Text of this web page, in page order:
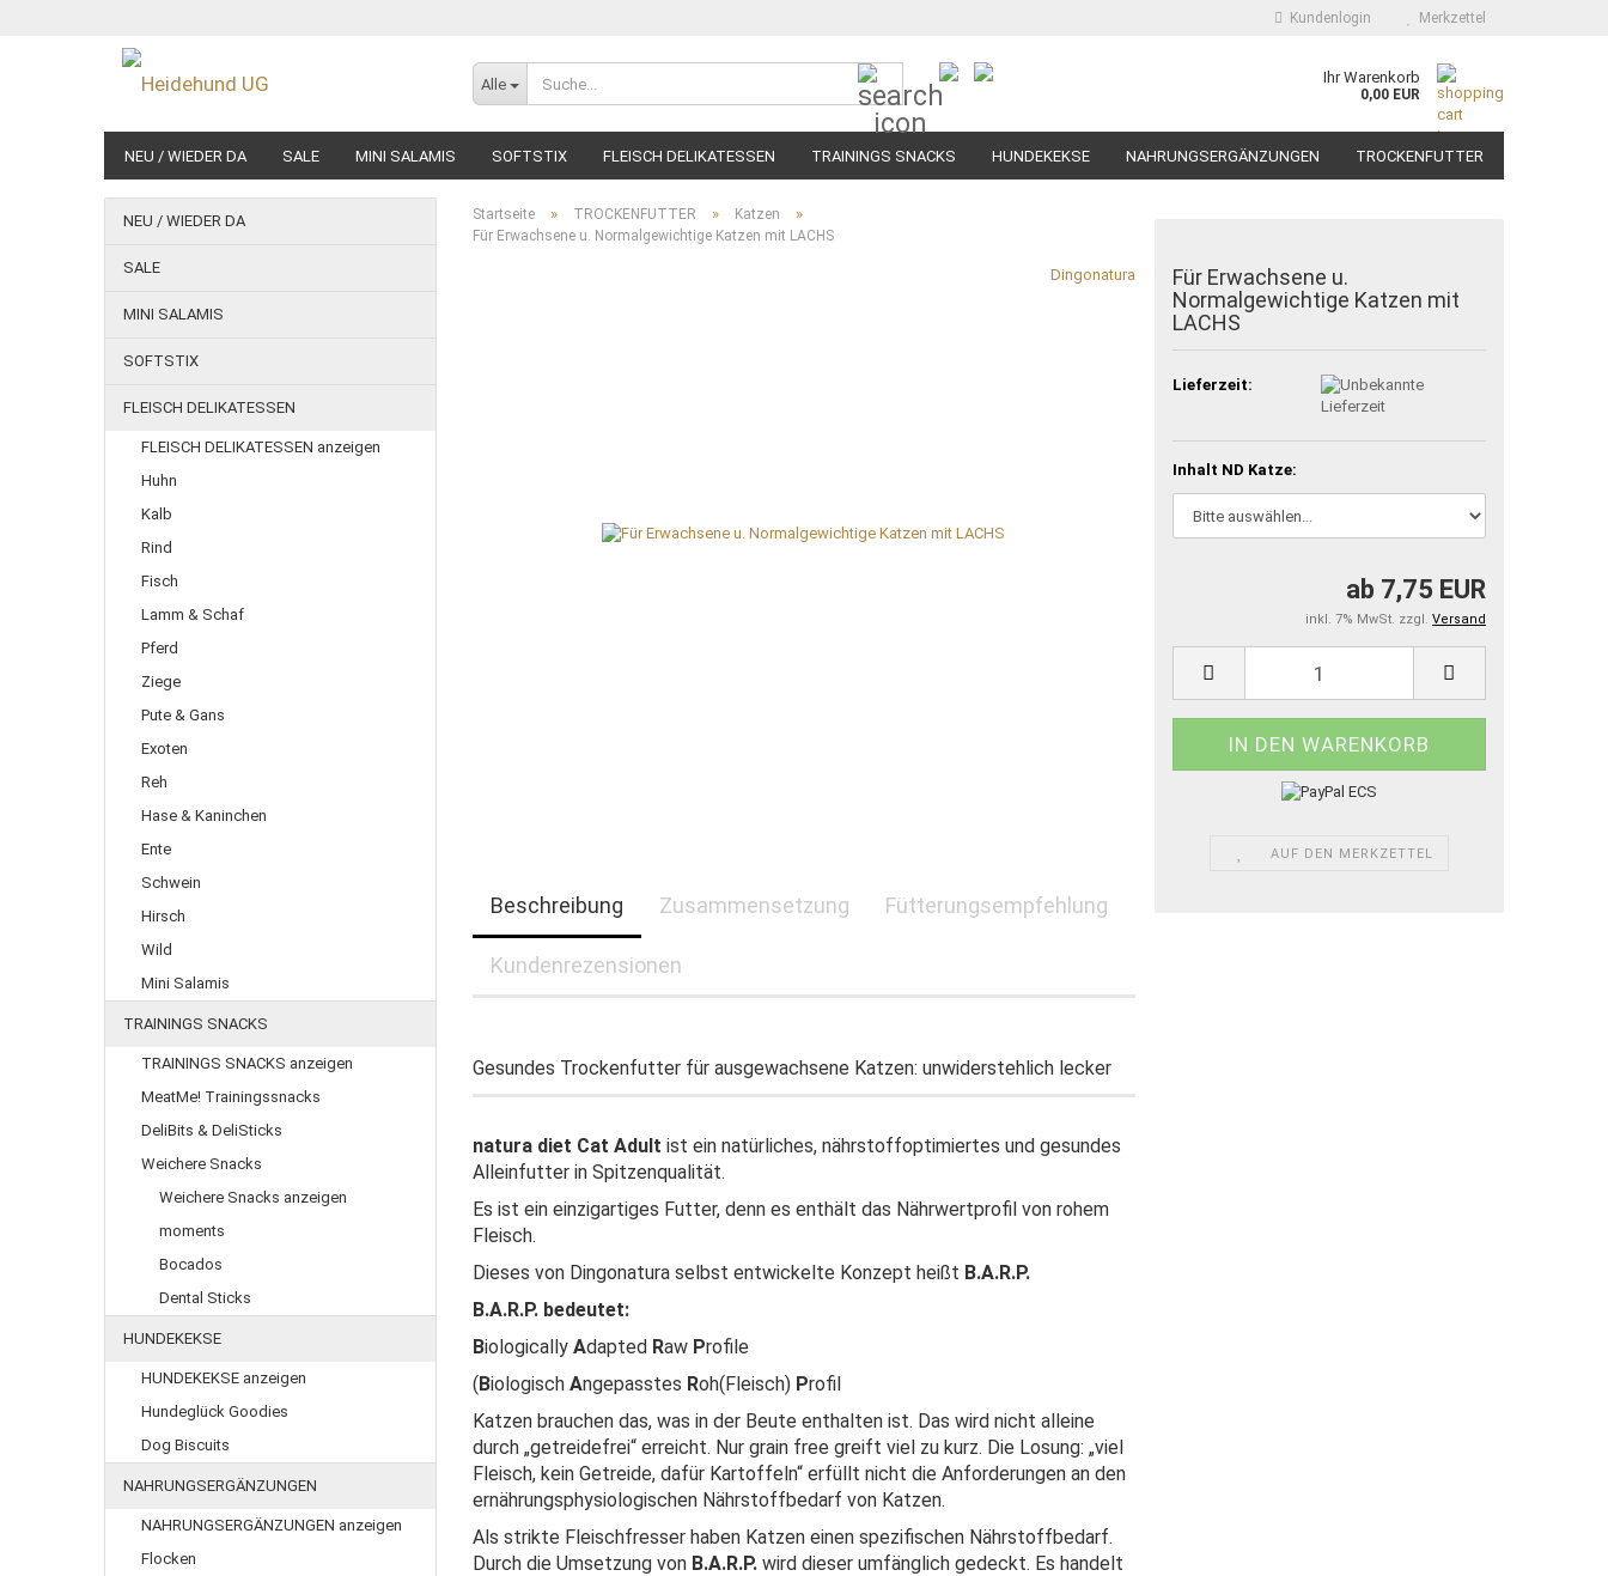
Kundenlogin Merkzettel
Alle
Suche... Ihr Warenkorb
0,00 EUR
NEU / WIEDER DA SALE MINI SALAMIS SOFTSTIX FLEISCH DELIKATESSEN TRAININGS SNACKS HUNDEKEKSE NAHRUNGSERGÄNZUNGEN TROCKENFUTTER
Startseite » TROCKENFUTTER » Katzen »
Für Erwachsene u. Normalgewichtige Katzen mit LACHS
Dingonatura
Für Erwachsene u.
Normalgewichtige Katzen mit
LACHS
Lieferzeit:
Inhalt ND Katze:
ab 7,75 EUR
inkl. 7% MwSt. zzgl. Versand
AUF DEN MERKZETTEL
Beschreibung Zusammensetzung Fütterungsempfehlung
Kundenrezensionen
Gesundes Trockenfutter für ausgewachsene Katzen: unwiderstehlich lecker
natura diet Cat Adult ist ein natürliches, nährstoffoptimiertes und gesundes
Alleinfutter in Spitzenqualität.
Es ist ein einzigartiges Futter, denn es enthält das Nährwertprofil von rohem
Fleisch.
Dieses von Dingonatura selbst entwickelte Konzept heißt B.A.R.P.
B.A.R.P. bedeutet:
Biologically Adapted Raw Profile
(Biologisch Angepasstes Roh(Fleisch) Profil
Katzen brauchen das, was in der Beute enthalten ist. Das wird nicht alleine
durch „getreidefrei“ erreicht. Nur grain free greift viel zu kurz. Die Losung: „viel
Fleisch, kein Getreide, dafür Kartoffeln“ erfüllt nicht die Anforderungen an den
ernährungsphysiologischen Nährstoffbedarf von Katzen.
Als strikte Fleischfresser haben Katzen einen spezifischen Nährstoffbedarf.
Durch die Umsetzung von B.A.R.P.wird dieser umfänglich gedeckt. Es handelt
NEU / WIEDER DA
SALE
MINI SALAMIS
SOFTSTIX
FLEISCH DELIKATESSEN
FLEISCH DELIKATESSEN anzeigen
Huhn
Kalb
Rind
Fisch
Lamm & Schaf
Pferd
Ziege
Pute & Gans
Exoten
Reh
Hase & Kaninchen
Ente
Schwein
Hirsch
Wild
Mini Salamis
TRAININGS SNACKS
TRAININGS SNACKS anzeigen
MeatMe! Trainingssnacks
DeliBits & DeliSticks
Weichere Snacks
Weichere Snacks anzeigen
moments
Bocados
Dental Sticks
HUNDEKEKSE
HUNDEKEKSE anzeigen
Hundeglück Goodies
Dog Biscuits
NAHRUNGSERGÄNZUNGEN
NAHRUNGSERGÄNZUNGEN anzeigen
Flocken